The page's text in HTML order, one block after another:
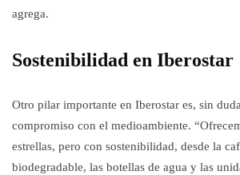
agrega.
Sostenibilidad en Iberostar
Otro pilar importante en Iberostar es, sin
compromiso con el medioambiente.
estrellas, pero con sostenibilidad, desde la
biodegradable, las botellas de agua y las